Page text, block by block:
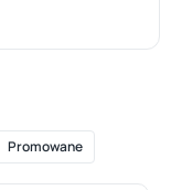
Promowane